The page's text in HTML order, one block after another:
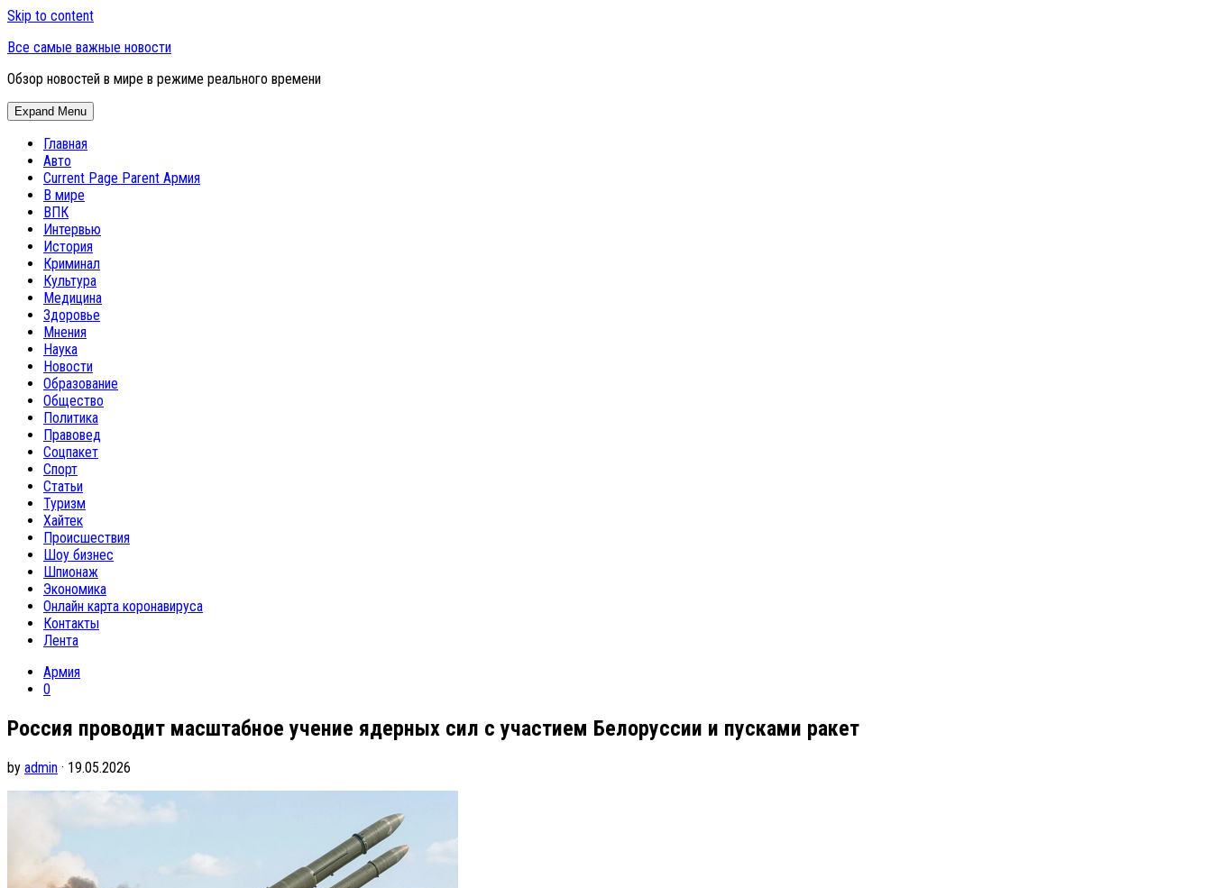
Skip to content
Все самые важные новости
Обзор новостей в мире в режиме реального времени
Expand Menu
Главная
Авто
Current Page Parent Армия
В мире
ВПК
Интервью
История
Криминал
Культура
Медицина
Здоровье
Мнения
Наука
Новости
Образование
Общество
Политика
Правовед
Соцпакет
Спорт
Статьи
Туризм
Хайтек
Происшествия
Шоу бизнес
Шпионаж
Экономика
Онлайн карта коронавируса
Контакты
Лента
Армия
0
Россия проводит масштабное учение ядерных сил с участием Белоруссии и пусками ракет
by admin · 19.05.2026